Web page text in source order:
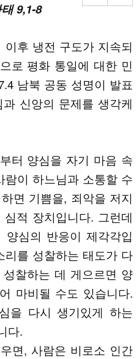
9,1-8
후 냉전 구도가 지속되
로 평화 통일에 대한 민
남북 공동 성명이 발표
신앙의 문제를 생각케
터 양심을 자기 마음 속
이 하느님과 소통할 수
면 기쁨을, 죄악을 저지
적 장치입니다. 그런데
심의 반응이 제각각입
를 성찰하는 태도가 다
찰하는 데 게으르면 양
마비될 수도 있습니다.
을 다시 생기있게 하는
다.
면, 사람은 비로소 인간